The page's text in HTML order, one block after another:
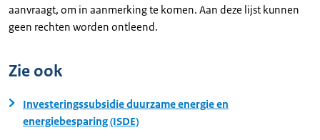
aanvraagt, om in aanmerking te komen. Aan deze lijst kunnen
geen rechten worden ontleend.
Zie ook
Investeringssubsidie duurzame energie en
energiebesparing (ISDE)